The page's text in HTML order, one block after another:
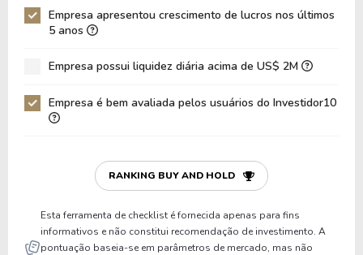
CAGR Lucros 5 anos
14,33% 14,33%
Empresa apresentou crescimento de lucros nos últimos
5 anos
Empresa possui liquidez diária acima de US$ 2M
Empresa é bem avaliada pelos usuários do Investidor10
RANKING BUY AND HOLD
Esta ferramenta de checklist é fornecida apenas para fins
informativos e não constitui recomendação de investimento. A
pontuação baseia-se em parâmetros de mercado, mas não